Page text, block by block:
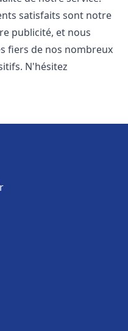
satisfaits sont notre
publicité, et nous
fiers de nos nombreux
N'hésitez